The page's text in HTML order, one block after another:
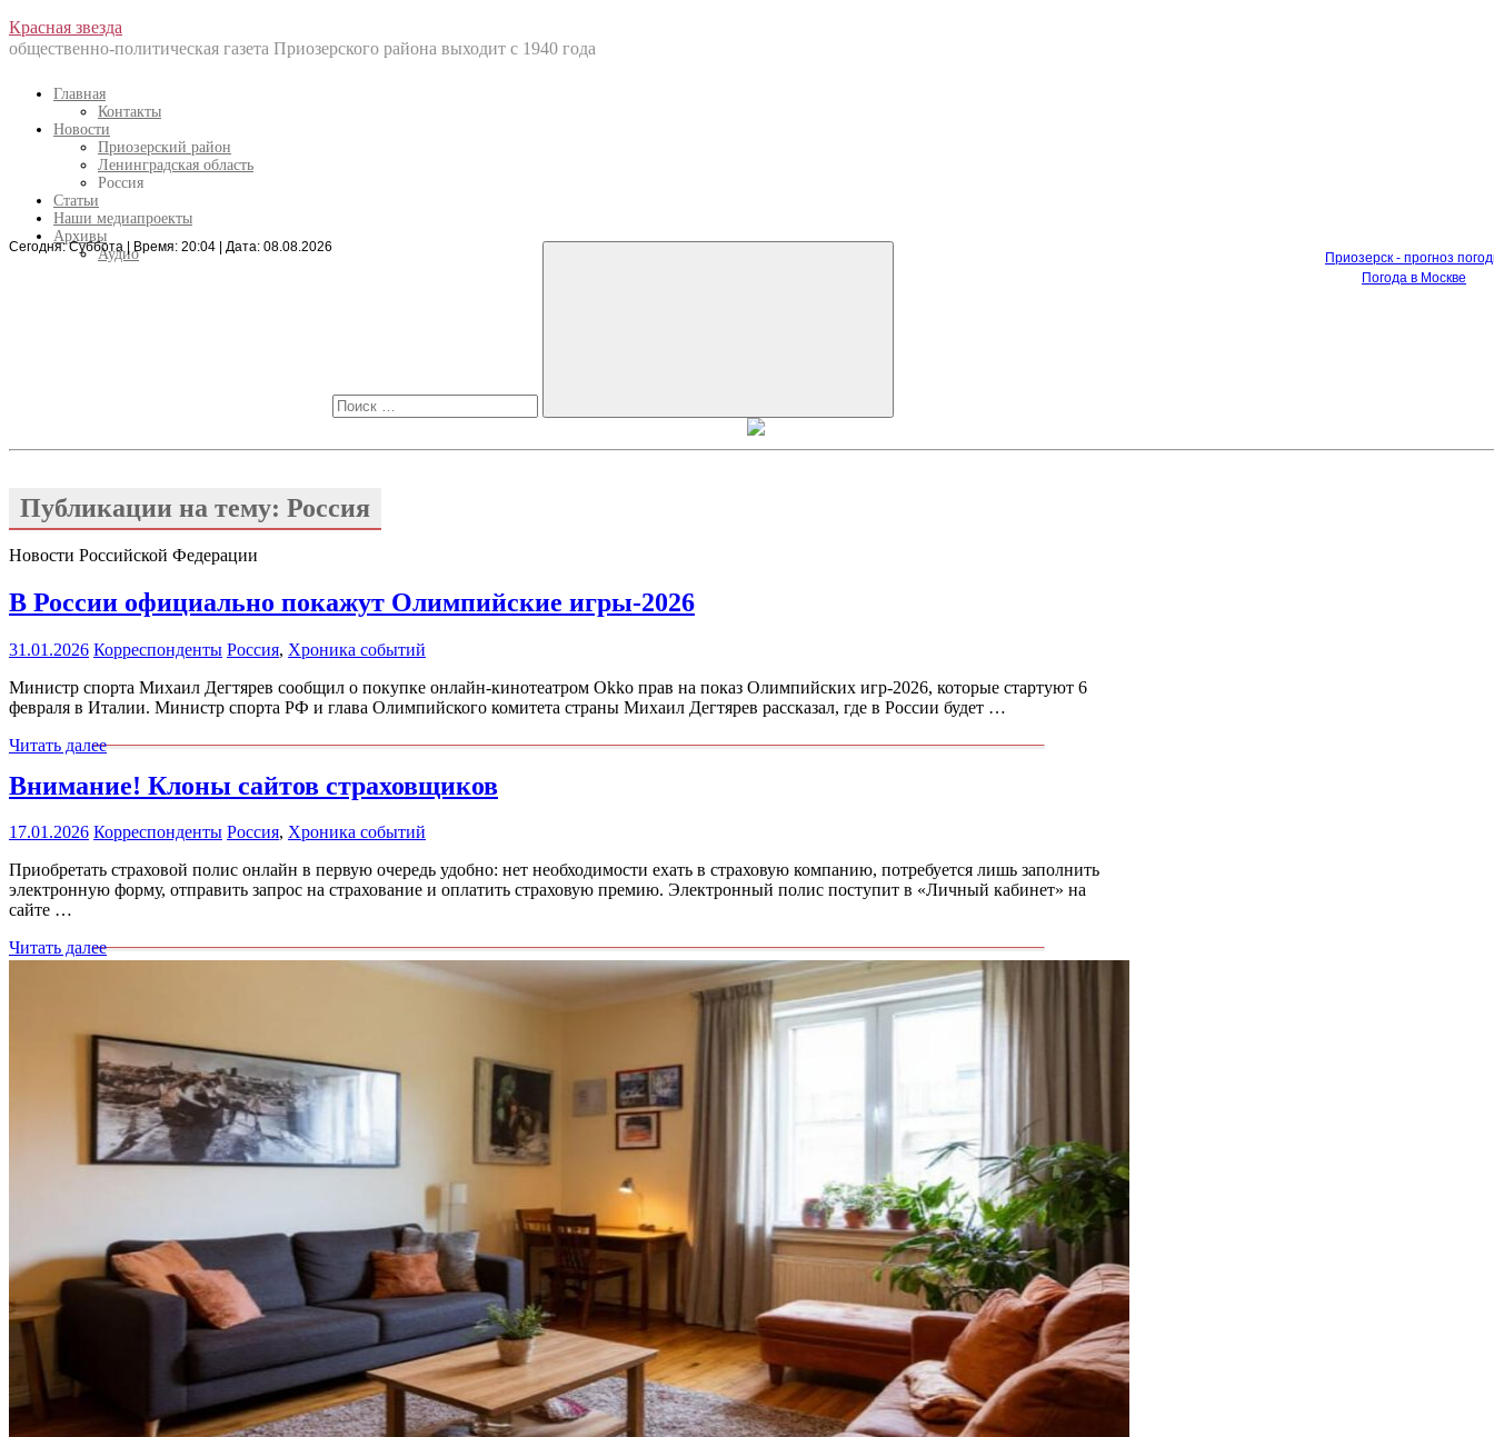
Перейти
к
Красная звезда
общественно-политическая газета Приозерского района выходит с 1940 года
Главная
Контакты
Новости
Приозерский район
Ленинградская область
Россия
Статьи
Наши медиапроекты
Архивы
Аудио
Сегодня: Суббота | Время: 20:04 | Дата: 08.08.2026
Приозерск - прогноз
Погода в Москве
Искать
Публикации на тему: Россия
Новости Российской Федерации
В России официально покажут Олимпийские игры-2026
31.01.2026 Корреспонденты Россия, Хроника событий
Министр спорта Михаил Дегтярев сообщил о покупке онлайн-кинотеатром Okko прав на показ Олимпийских игр-2026, которые стартуют 6
февраля в Италии. Министр спорта РФ и глава Олимпийского комитета страны Михаил Дегтярев рассказал, где в России будет …
Читать далее
Внимание! Клоны сайтов страховщиков
17.01.2026 Корреспонденты Россия, Хроника событий
Приобретать страховой полис онлайн в первую очередь удобно: нет необходимости ехать в страховую компанию, потребуется лишь заполнить
электронную форму, отправить запрос на страхование и оплатить страховую премию. Электронный полис поступит в «Личный кабинет» на
сайте …
Читать далее